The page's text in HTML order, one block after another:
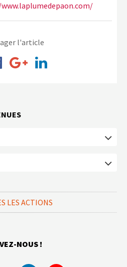
l'article
LES ACTIONS
NOUS !